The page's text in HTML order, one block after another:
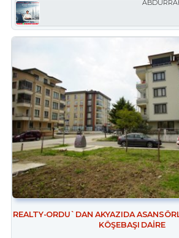
REALTY-ORDU`DAN AKYAZIDA
KÖŞEBAŞI DAİRE